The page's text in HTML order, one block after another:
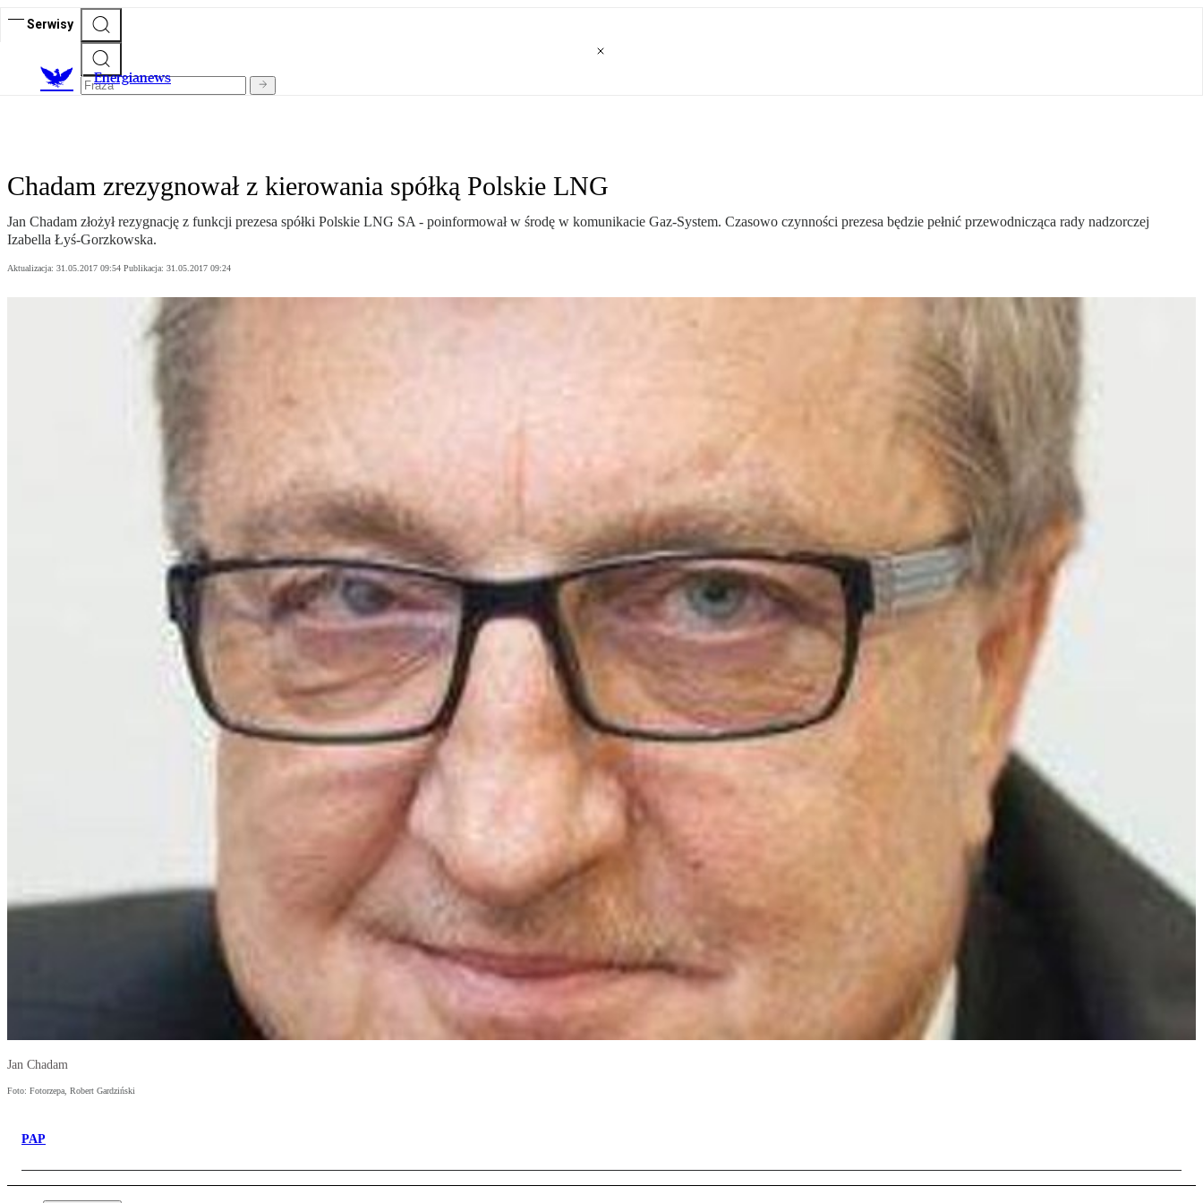
Serwisy
Energianews
Chadam zrezygnował z kierowania spółką Polskie LNG
Jan Chadam złożył rezygnację z funkcji prezesa spółki Polskie LNG SA - poinformował w środę w komunikacie Gaz-System. Czasowo czynności prezesa będzie pełnić przewodnicząca rady nadzorczej
Izabella Łyś-Gorzkowska.
Aktualizacja: 31.05.2017 09:54 Publikacja: 31.05.2017 09:24
Jan Chadam
Foto: Fotorzepa, Robert Gardziński
PAP